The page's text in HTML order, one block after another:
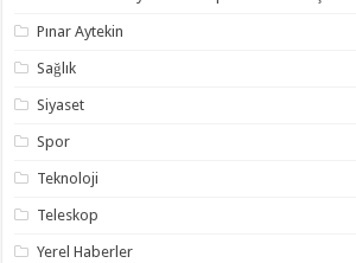
Pınar Aytekin
Sağlık
Siyaset
Spor
Teknoloji
Teleskop
Yerel Haberler